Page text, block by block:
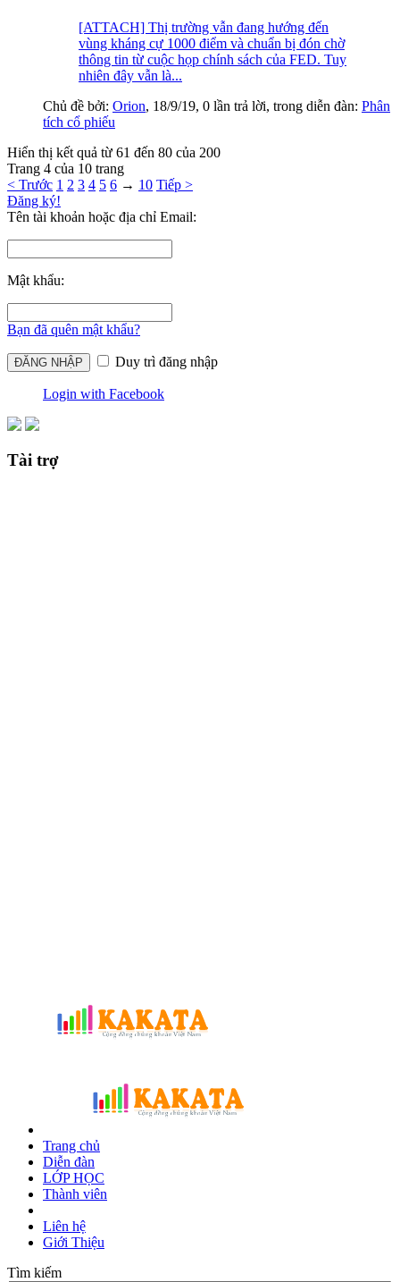
[ATTACH] Thị trường vẫn đang hướng đến
vùng kháng cự 1000 điểm và chuẩn bị đón chờ
thông tin từ cuộc họp chính sách của FED. Tuy
nhiên đây vẫn là...
Chủ đề bởi: Orion, 18/9/19, 0 lần trả lời, trong diễn đàn: Phân
tích cổ phiếu
Hiển thị kết quả từ 61 đến 80 của 200
Trang 4 của 10 trang
< Trước 1 2 3 4 5 6 → 10 Tiếp >
Đăng ký!
Tên tài khoản hoặc địa chỉ Email:
Mật khẩu:
Bạn đã quên mật khẩu?
Duy trì đăng nhập
Login with Facebook
Tài trợ
Trang chủ
Diễn đàn
LỚP HỌC
Thành viên
Liên hệ
Giới Thiệu
Tìm kiếm